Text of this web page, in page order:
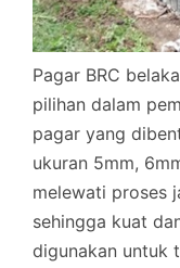
Pagar BRC
pilihan dalam
pagar yang
ukuran 5mm,
melewati proses
sehingga kuat
digunakan untuk